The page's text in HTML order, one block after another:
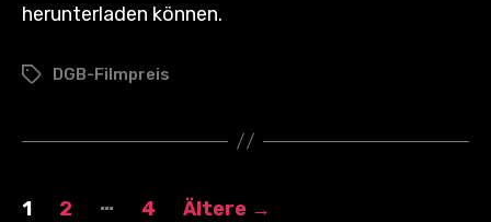
herunterladen können.
Schlagwörter
DGB-Filmpreis
Seitennummerierung
1 2 … 4 Ältere →